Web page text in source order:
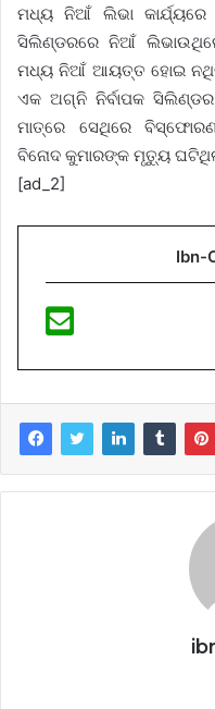
ମଧ୍ୟ ନିଆଁ ଲିଭା
ସିଲିଣ୍ଡରରେ ନିଆଁ
ମଧ୍ୟ ନିଆଁ ଆୟତ୍ତ ହୋଇ
ଏକ ଅଗ୍ନି ନିର୍ବାପକ
ମାତ୍ରେ ସେଥିରେ
ବିନୋଦ କୁମାରଙ୍କ ମୃତ୍ୟୁ
[ad_2]
Ibn-